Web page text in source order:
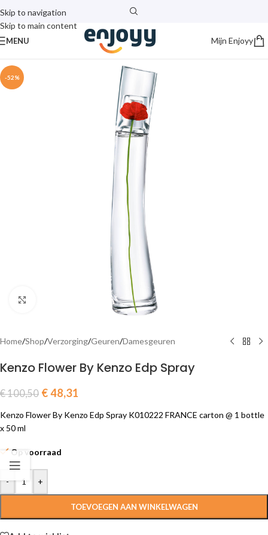
Skip to navigation
Skip to main content
MENU Mijn Enjoyy
-52%
Home/Shop/Verzorging/Geuren/Damesgeuren
Kenzo Flower By Kenzo Edp Spray
€100,50 €48,31
Kenzo Flower By Kenzo Edp Spray K010222 FRANCE carton @ 1 bottle
x 50 ml
Op voorraad
- +
TOEVOEGEN AAN WINKELWAGEN